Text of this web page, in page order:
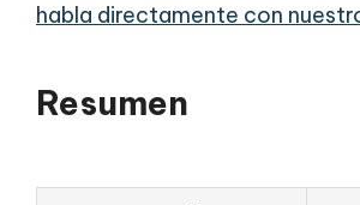
habla directamente con
Resumen